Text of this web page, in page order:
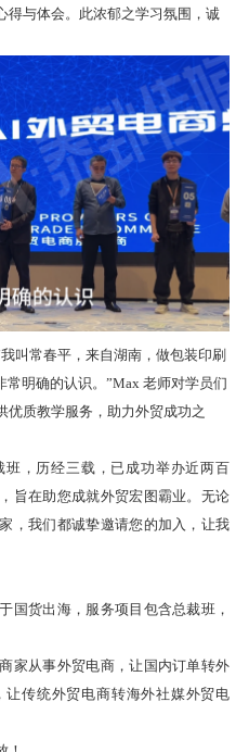
得与体会。此浓郁之学习氛围，诚
叫常春平，来自湖南，做包装印刷
明确的认识。”Max 老师对学员们
优质教学服务，助力外贸成功之
，历经三载，已成功举办近两百
旨在助您成就外贸宏图霸业。无论
，我们都诚挚邀请您的加入，让我
国货出海，服务项目包含总裁班，
家从事外贸电商，让国内订单转外
传统外贸电商转海外社媒外贸电